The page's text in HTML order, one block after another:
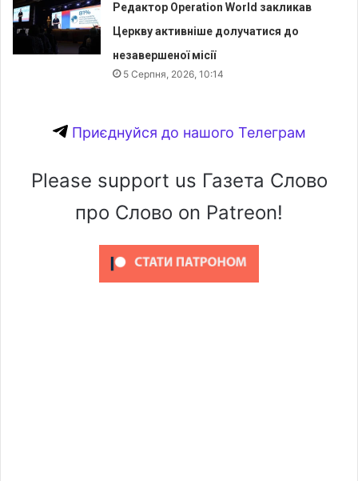
Редактор Operation World закликав
Церкву активніше долучатися до
незавершеної місії
5 Серпня, 2026, 10:14
Приєднуйся до нашого Телеграм
Please support us Газета Слово
про Слово on Patreon!